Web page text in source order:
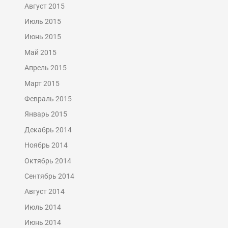
Август 2015
Июль 2015
Июнь 2015
Май 2015
Апрель 2015
Март 2015
Февраль 2015
Январь 2015
Декабрь 2014
Ноябрь 2014
Октябрь 2014
Сентябрь 2014
Август 2014
Июль 2014
Июнь 2014